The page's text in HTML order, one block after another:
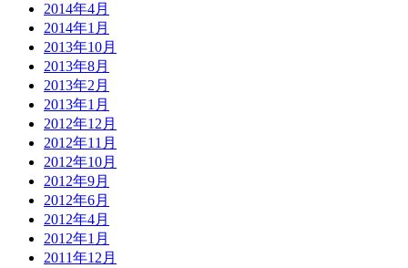
2014年4月
2014年1月
2013年10月
2013年8月
2013年2月
2013年1月
2012年12月
2012年11月
2012年10月
2012年9月
2012年6月
2012年4月
2012年1月
2011年12月